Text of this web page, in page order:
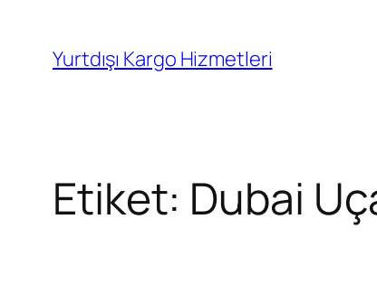
Yurtdışı Kargo Hizmetleri
Etiket: Dubai